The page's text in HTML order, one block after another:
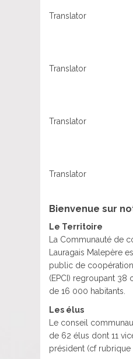
Translator
Translator
Translator
Translator
Bienvenue sur
Le Territoire
La Communauté de
Lauragais Malepère
public de
(EPCI) regroupant 38
de 16 000 habitants.
Les élus
Le conseil
de 62 élus dont 11
président (cf rubrique